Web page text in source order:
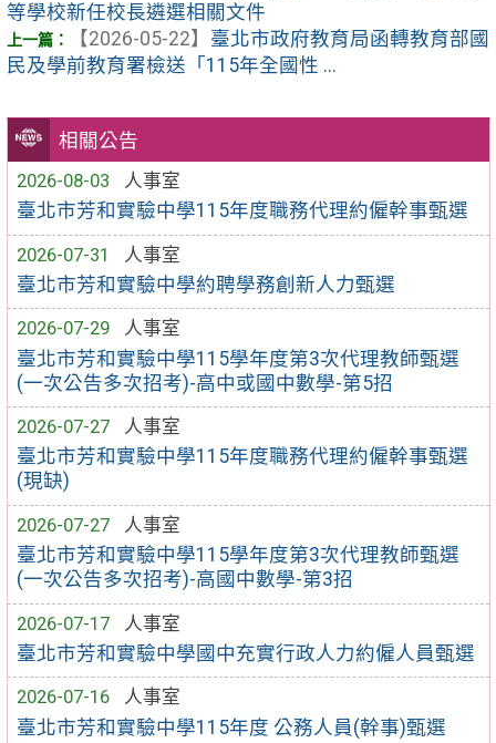
相關公告
2026-08-03
人事室
臺北市芳和實驗中學115年度職務代理約僱幹事甄選
2026-07-31
人事室
臺北市芳和實驗中學約聘學務創新人力甄選
2026-07-29
人事室
臺北市芳和實驗中學115學年度第3次代理教師甄選
(一次公告多次招考)-高中或國中數學-第5招
2026-07-27
人事室
臺北市芳和實驗中學115年度職務代理約僱幹事甄選
(現缺)
2026-07-27
人事室
臺北市芳和實驗中學115學年度第3次代理教師甄選
(一次公告多次招考)-高國中數學-第3招
2026-07-17
人事室
臺北市芳和實驗中學國中充實行政人力約僱人員甄選
2026-07-16
人事室
臺北市芳和實驗中學115年度 公務人員(幹事)甄選
等學校新任校長遴選相關文件
【2026-05-22】 臺北市政府教育局函轉教育部國
民及學前教育署檢送「115年全國性 ...